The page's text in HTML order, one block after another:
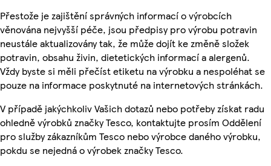
Přestože je zajištění správných informací o výrobcích
věnována nejvyšší péče, jsou předpisy pro výrobu potravin
neustále aktualizovány tak, že může dojít ke změně složek
potravin, obsahu živin, dietetických informací a alergenů.
Vždy byste si měli přečíst etiketu na výrobku a nespoléhat se
pouze na informace poskytnuté na internetových stránkách.
V případě jakýchkoliv Vašich dotazů nebo potřeby získat radu
ohledně výrobků značky Tesco, kontaktujte prosím Oddělení
pro služby zákazníkům Tesco nebo výrobce daného výrobku,
pokdu se nejedná o výrobek značky Tesco.